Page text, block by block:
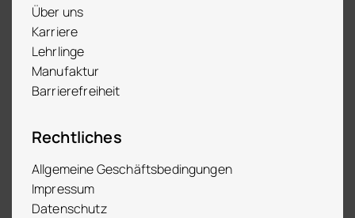
Über uns
Karriere
Lehrlinge
Manufaktur
Barrierefreiheit
Rechtliches
Allgemeine Geschäftsbedingungen
Impressum
Datenschutz